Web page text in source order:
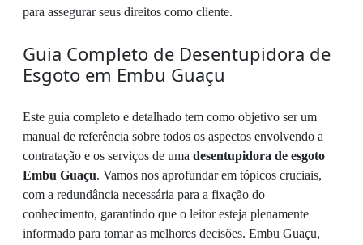
para assegurar seus direitos como cliente.
Guia Completo de Desentupidora de
Esgoto em Embu Guaçu
Este guia completo e detalhado tem como objetivo ser um
manual de referência sobre todos os aspectos envolvendo a
contratação e os serviços de uma desentupidora de esgoto
Embu Guaçu. Vamos nos aprofundar em tópicos cruciais,
com a redundância necessária para a fixação do
conhecimento, garantindo que o leitor esteja plenamente
informado para tomar as melhores decisões. Embu Guaçu,